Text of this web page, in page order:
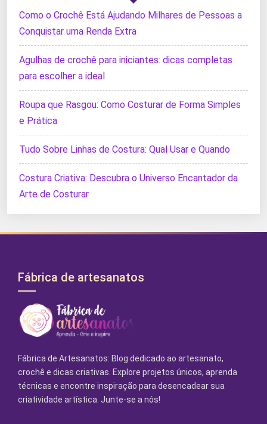
Como o Crochê Está Ajudando Milhares de Pessoas a
Conquistar uma Renda Extra
Agulhas de crochê para iniciantes: dicas completas
para escolher a ideal
Roupa que Rasgou: Como Costurar de Forma Simples
e Prática
Tudo Sobre Linhas de Costura: Qual Usar e Quando
Costura Criativa: Descubra o Universo Encantador da
Arte de Costurar
Fábrica de artesanatos
Fábrica de Artesanatos: Blog dedicado ao artesanato,
crochê e dicas criativas. Explore projetos únicos, aprenda
técnicas e encontre inspiração para desencadear sua
criatividade artística. Junte-se a nós!